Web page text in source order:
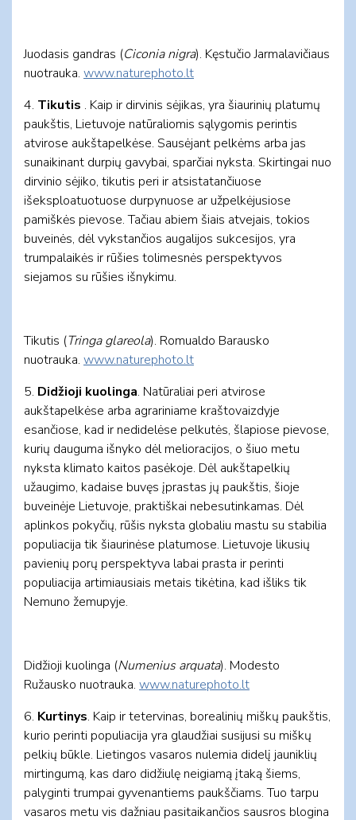
Juodasis gandras (Ciconia nigra). Kęstučio Jarmalavičiaus
nuotrauka. www.naturephoto.lt
4. Tikutis . Kaip ir dirvinis sėjikas, yra šiaurinių platumų
paukštis, Lietuvoje natūraliomis sąlygomis perintis
atvirose aukštapelkėse. Sausėjant pelkėms arba jas
sunaikinant durpių gavybai, sparčiai nyksta. Skirtingai nuo
dirvinio sėjiko, tikutis peri ir atsistatančiuose
išeksploatuotuose durpynuose ar užpelkėjusiose
pamiškės pievose. Tačiau abiem šiais atvejais, tokios
buveinės, dėl vykstančios augalijos sukcesijos, yra
trumpalaikės ir rūšies tolimesnės perspektyvos
siejamos su rūšies išnykimu.
Tikutis (Tringa glareola). Romualdo Barausko
nuotrauka. www.naturephoto.lt
5. Didžioji kuolinga. Natūraliai peri atvirose
aukštapelkėse arba agrariniame kraštovaizdyje
esančiose, kad ir nedidelėse pelkutės, šlapiose pievose,
kurių dauguma išnyko dėl melioracijos, o šiuo metu
nyksta klimato kaitos pasėkoje. Dėl aukštapelkių
užaugimo, kadaise buvęs įprastas jų paukštis, šioje
buveinėje Lietuvoje, praktiškai nebesutinkamas. Dėl
aplinkos pokyčių, rūšis nyksta globaliu mastu su stabilia
populiacija tik šiaurinėse platumose. Lietuvoje likusių
pavienių porų perspektyva labai prasta ir perinti
populiacija artimiausiais metais tikėtina, kad išliks tik
Nemuno žemupyje.
Didžioji kuolinga (Numenius arquata). Modesto
Ružausko nuotrauka. www.naturephoto.lt
6. Kurtinys. Kaip ir tetervinas, borealinių miškų paukštis,
kurio perinti populiacija yra glaudžiai susijusi su miškų
pelkių būkle. Lietingos vasaros nulemia didelį jauniklių
mirtingumą, kas daro didžiulę neigiamą įtaką šiems,
palyginti trumpai gyvenantiems paukščiams. Tuo tarpu
vasaros metu vis dažniau pasitaikančios sausros blogina